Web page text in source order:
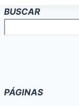
BUSCAR
PÁGINAS